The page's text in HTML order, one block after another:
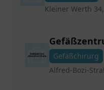
Kleiner Werth
Gefäßchirurg
Alfred-Bozi-